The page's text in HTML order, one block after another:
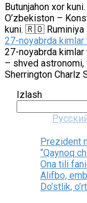
Butunjahon xor
O’zbekiston –
kuni. 🇷🇴 Ruminiya
27-noyabrda kimlar
27-noyabrda
– shved
Sherrington Charlz
Izlash
Prezident
“Qaynoq
Ona tili
Alifbo,
Do’stlik,